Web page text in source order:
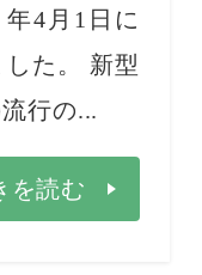
4月1日に
た。 新型
行の...
を読む